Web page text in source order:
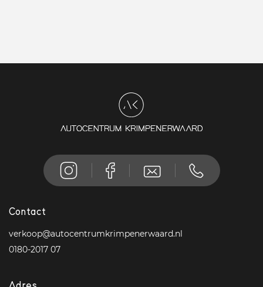
Contact
verkoop@autocentrumkrimpenerwaard.nl
0180-2017 07